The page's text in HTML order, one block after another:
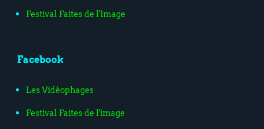
Festival Faites de l'Image
Facebook
Les Vidéophages
Festival Faites de l'image